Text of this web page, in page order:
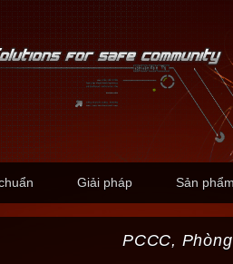
Giải pháp Sản phẩm
PCCC,